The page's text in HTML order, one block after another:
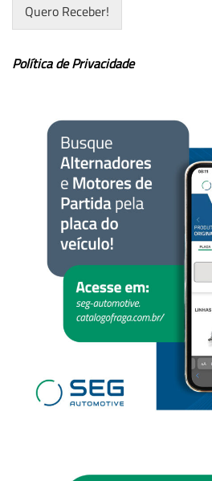
Quero Receber!
Política de Privacidade